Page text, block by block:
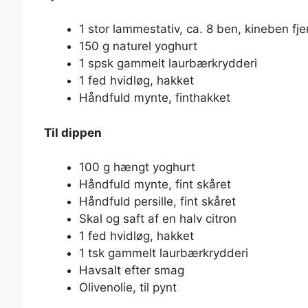
1 stor lammestativ, ca. 8 ben, kineben
150 g naturel yoghurt
1 spsk gammelt laurbærkrydderi
1 fed hvidløg, hakket
Håndfuld mynte, finthakket
Til dippen
100 g hængt yoghurt
Håndfuld mynte, fint skåret
Håndfuld persille, fint skåret
Skal og saft af en halv citron
1 fed hvidløg, hakket
1 tsk gammelt laurbærkrydderi
Havsalt efter smag
Olivenolie, til pynt